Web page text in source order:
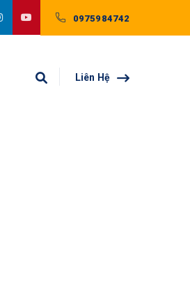
0975984742
Liên Hệ